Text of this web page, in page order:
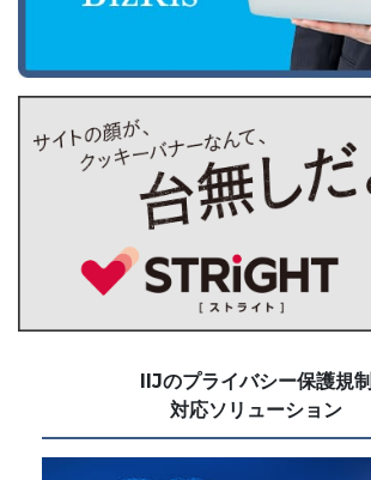
IIJのプライバシー保護規制
対応ソリューション